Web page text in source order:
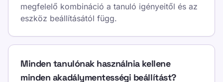
megfelelő kombináció a tanuló igényeitől és az
eszköz beállításától függ.
Minden tanulónak használnia kellene
minden akadálymentességi beállítást?